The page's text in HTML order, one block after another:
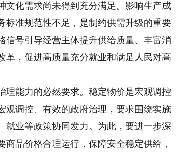
文化需求尚未得到充分满足。影响生产成
标准规范性不足，是制约供需升级的重要
信号引导经营主体提升供给质量、丰富消
革，促进高质量充分就业和满足人民对高
能力的必然要求。稳定物价是宏观调控
观调控、有效的政府治理，要求围绕实施
就业等政策协同发力。为此，要进一步深
品价格合理运行，保障安全稳定供给，